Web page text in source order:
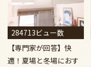
284713ビュー数
【専門家が回答】快
適！夏場と冬場におす